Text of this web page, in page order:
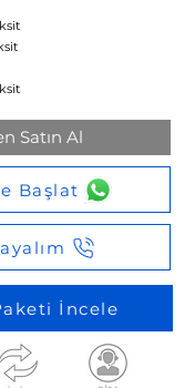
Satın Al
Başlat
İncele